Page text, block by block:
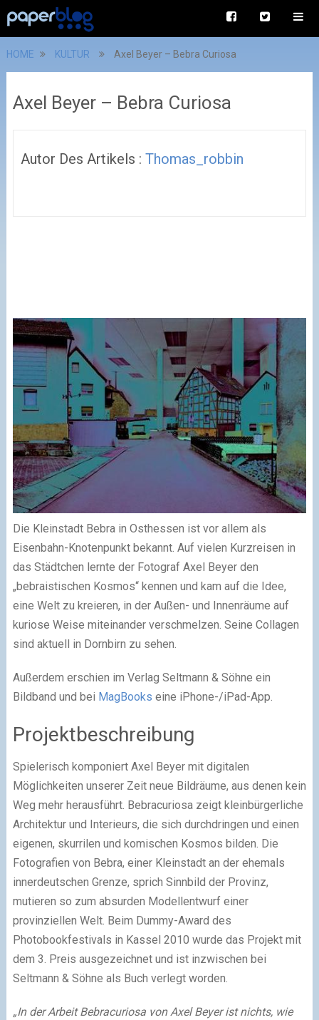
HOME KULTUR Axel Beyer – Bebra Curiosa
Axel Beyer – Bebra Curiosa
Autor Des Artikels : Thomas_robbin
Die Kleinstadt Bebra in Osthessen ist vor allem als
Eisenbahn-Knotenpunkt bekannt. Auf vielen Kurzreisen in
das Städtchen lernte der Fotograf Axel Beyer den
„bebraistischen Kosmos“ kennen und kam auf die Idee,
eine Welt zu kreieren, in der Außen- und Innenräume auf
kuriose Weise miteinander verschmelzen. Seine Collagen
sind aktuell in Dornbirn zu sehen.
Außerdem erschien im Verlag Seltmann & Söhne ein
Bildband und bei MagBooks eine iPhone-/iPad-App.
Projektbeschreibung
Spielerisch komponiert Axel Beyer mit digitalen
Möglichkeiten unserer Zeit neue Bildräume, aus denen kein
Weg mehr herausführt. Bebracuriosa zeigt kleinbürgerliche
Architektur und Interieurs, die sich durchdringen und einen
eigenen, skurrilen und komischen Kosmos bilden. Die
Fotografien von Bebra, einer Kleinstadt an der ehemals
innerdeutschen Grenze, sprich Sinnbild der Provinz,
mutieren so zum absurden Modellentwurf einer
provinziellen Welt. Beim Dummy-Award des
Photobookfestivals in Kassel 2010 wurde das Projekt mit
dem 3. Preis ausgezeichnet und ist inzwischen bei
Seltmann & Söhne als Buch verlegt worden.
„In der Arbeit Bebracuriosa von Axel Beyer ist nichts, wie